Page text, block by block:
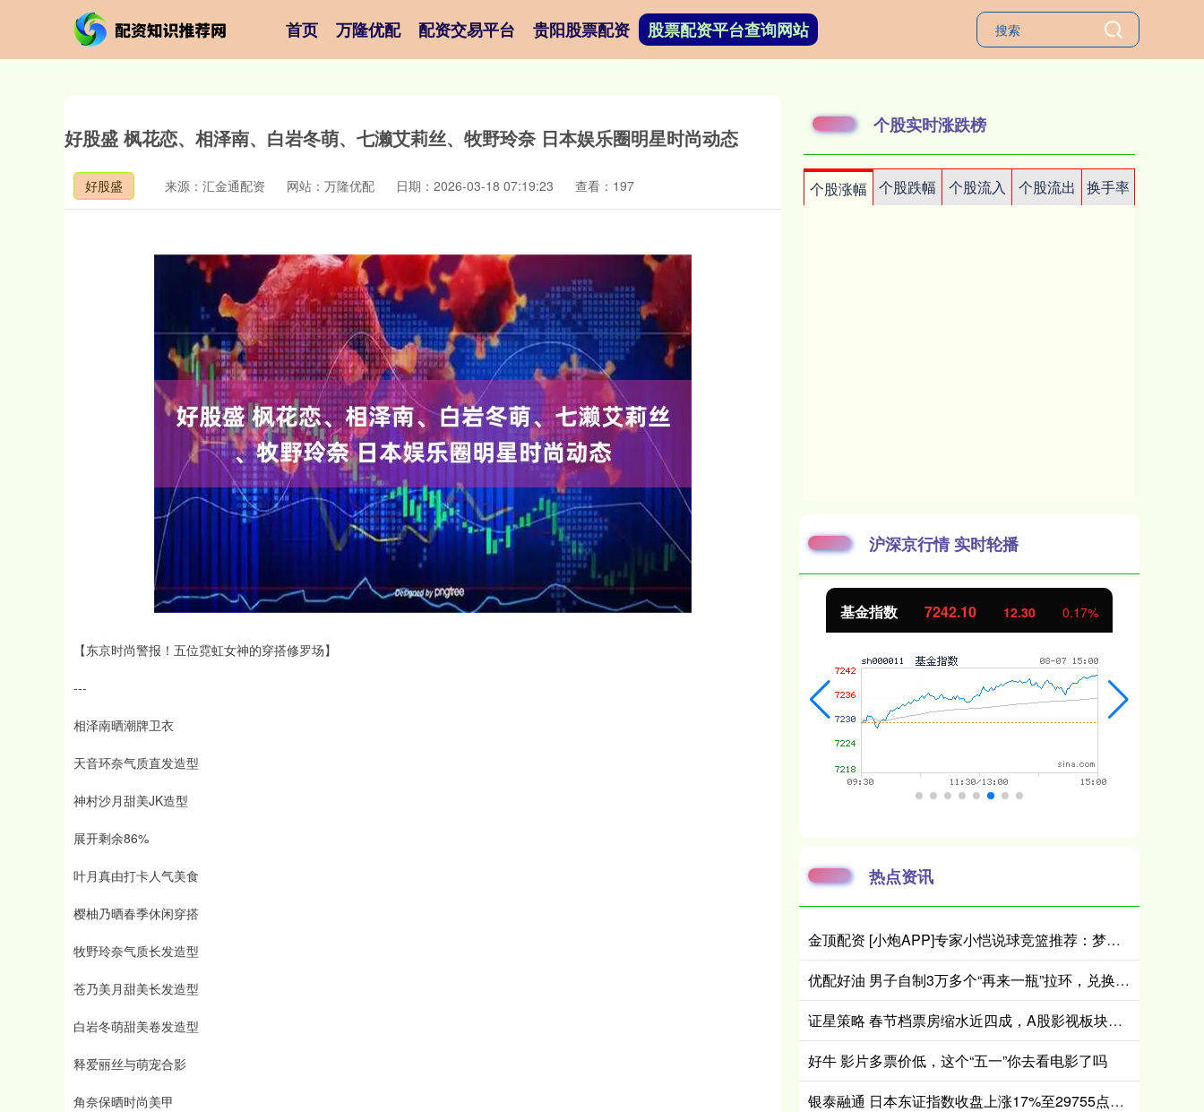
首页 万隆优配 配资交易平台 贵阳股票配资 股票配资平台查询网站
好股盛 枫花恋、相泽南、白岩冬萌、七濑艾莉丝、牧野玲奈 日本娱乐圈明星时尚动态
好股盛 来源：汇金通配资 网站：万隆优配 日期：2026-03-18 07:19:23 查看：197
【东京时尚警报！五位霓虹女神的穿搭修罗场】
---
相泽南晒潮牌卫衣
天音环奈气质直发造型
神村沙月甜美JK造型
展开剩余86%
叶月真由打卡人气美食
樱柚乃晒春季休闲穿搭
牧野玲奈气质长发造型
苍乃美月甜美长发造型
白岩冬萌甜美卷发造型
释爱丽丝与萌宠合影
角奈保晒时尚美甲
个股实时涨跌榜
个股涨幅 个股跌幅 个股流入 个股流出 换手率
沪深京行情 实时轮播
创业板指 3563.12 47.56 1.35% 基金指数 7242.10 12.30 国债指数 229.69 0.10 0.04%
热点资讯
金顶配资 [小炮APP]专家小恺说球竞篮推荐：梦想守住主场
优配好油 男子自制3万多个“再来一瓶”拉环，兑换近700箱啤酒！警方：他称个人饮用，实为出售获利
证星策略 春节档票房缩水近四成，A股影视板块马年首日垫底
好牛 影片多票价低，这个“五一”你去看电影了吗
银泰融通 日本东证指数收盘上涨17%至29755点，收创历史新高